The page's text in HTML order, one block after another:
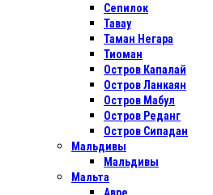
Сепилок
Тавау
Таман Негара
Тиоман
Остров Капалай
Остров Ланкаян
Остров Мабул
Остров Реданг
Остров Сипадан
Мальдивы
Мальдивы
Мальта